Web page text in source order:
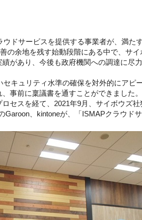
ドサービスを提供する事業者が、満た
の余地を残す始動段階にある中で、サ
があり、今後も政府機関への調達に尽
キュリティ水準の確保を対外的にアピ
事前に稟議書を通すことができました
セスを経て、2021年9月、サイボウズ
、kintoneが、「ISMAPクラウド